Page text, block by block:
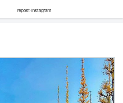
repost-instagram